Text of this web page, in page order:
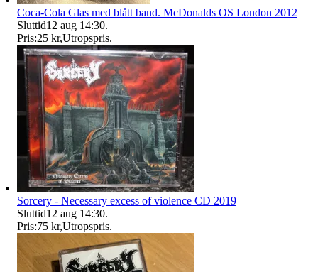
Coca-Cola Glas med blått band. McDonalds OS London 2012
Sluttid12 aug 14:30.
Pris:25 kr,Utropspris.
Sorcery - Necessary excess of violence CD 2019
Sluttid12 aug 14:30.
Pris:75 kr,Utropspris.